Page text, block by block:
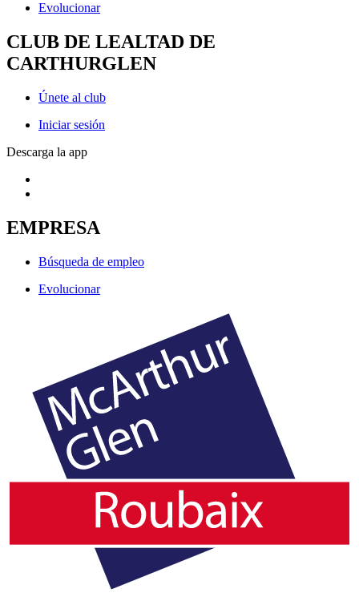
Evolucionar
CLUB DE LEALTAD DE
CARTHURGLEN
Únete al club
Iniciar sesión
Descarga la app
EMPRESA
Búsqueda de empleo
Evolucionar